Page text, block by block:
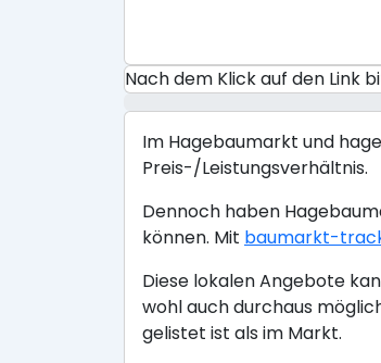
Nach dem Klick auf den Link
Im Hagebaumarkt und
Preis-/Leistungsverhältnis.
Dennoch haben
können. Mit baumarkt-
Diese lokalen Angebote
wohl auch durchaus
gelistet ist als im Markt.